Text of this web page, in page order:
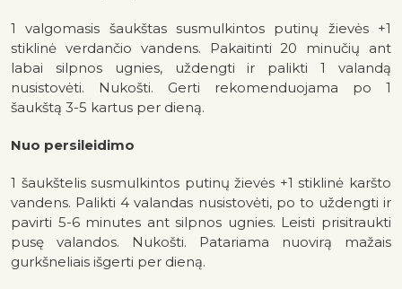
1 valgomasis šaukštas susmulkintos putinų žievės +1
stiklinė verdančio vandens. Pakaitinti 20 minučių ant
labai silpnos ugnies, uždengti ir palikti 1 valandą
nusistovėti. Nukošti. Gerti rekomenduojama po 1
šaukštą 3-5 kartus per dieną.
Nuo persileidimo
1 šaukštelis susmulkintos putinų žievės +1 stiklinė karšto
vandens. Palikti 4 valandas nusistovėti, po to uždengti ir
pavirti 5-6 minutes ant silpnos ugnies. Leisti prisitraukti
pusę valandos. Nukošti. Patariama nuovirą mažais
gurkšneliais išgerti per dieną.